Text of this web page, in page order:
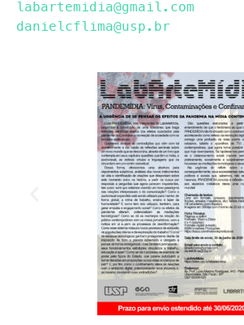
labartemidia@gmail.com
danielcflima@usp.br